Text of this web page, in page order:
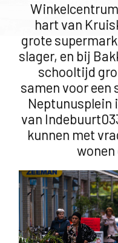
hart van
grote
slager, en bij
schooltijd
samen voor een
Neptunusplein
van
kunnen met